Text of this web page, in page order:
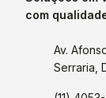
com
Av.
Serraria,